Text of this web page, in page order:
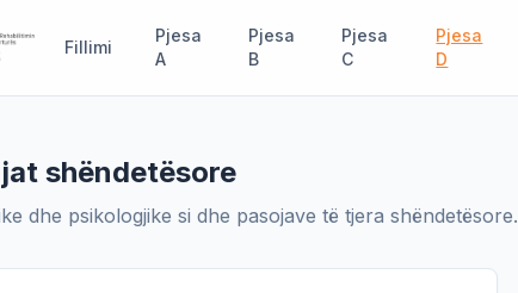
Fillimi
Pjesa
A
Pjesa
B
Pjesa
C
Pjesa
D
shëndetësore
dhe psikologjike si dhe pasojave të tjera shëndetësore.